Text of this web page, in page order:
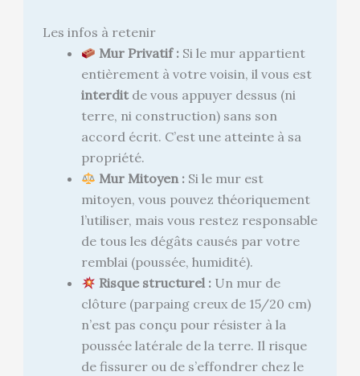
Les infos à retenir
Mur Privatif :Si le mur appartient
entièrement à votre voisin, il vous est
interditde vous appuyer dessus (ni
terre, ni construction) sans son
accord écrit. C’est une atteinte à sa
propriété.
Mur Mitoyen :Si le mur est
mitoyen, vous pouvez théoriquement
l’utiliser, mais vous restez responsable
de tous les dégâts causés par votre
remblai (poussée, humidité).
Risque structurel :Un mur de
clôture (parpaing creux de 15/20 cm)
n’est pas conçu pour résister à la
poussée latérale de la terre. Il risque
de fissurer ou de s’effondrer chez le